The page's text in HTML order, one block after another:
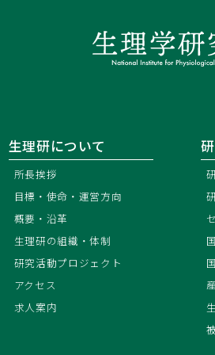
生理研について
所長挨拶
目標・使命・運営方向
概要・沿革
生理研の組織・体制
研究活動プロジェクト
アクセス
求人案内